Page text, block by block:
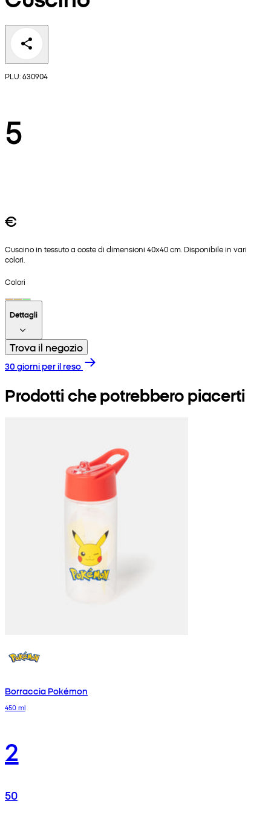
PLU: 630904
5
€
Cuscino in tessuto a coste di dimensioni 40x40 cm. Disponibile in vari
colori.
Colori
Dettagli
Trova il negozio
30 giorni per il reso
Prodotti che potrebbero piacerti
Borraccia Pokémon
450 ml
2
50